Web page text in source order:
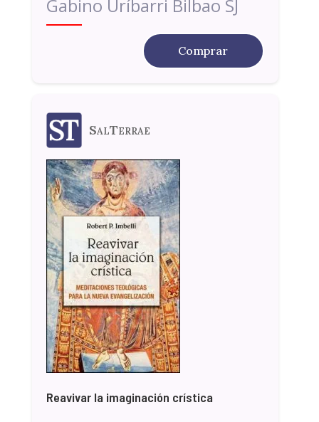
Gabino Uríbarri Bilbao SJ
Comprar
SalTerrae
Reavivar la imaginación crística